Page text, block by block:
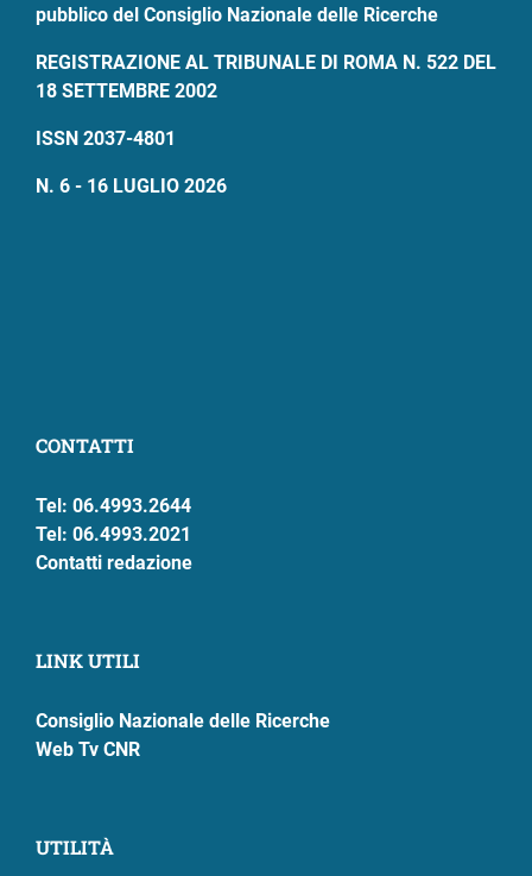
pubblico del Consiglio Nazionale delle Ricerche
REGISTRAZIONE AL TRIBUNALE DI ROMA N. 522 DEL
18 SETTEMBRE 2002
ISSN 2037-4801
N. 6 - 16 LUGLIO 2026
CONTATTI
Tel: 06.4993.2644
Tel: 06.4993.2021
Contatti redazione
LINK UTILI
Consiglio Nazionale delle Ricerche
Web Tv CNR
UTILITÀ